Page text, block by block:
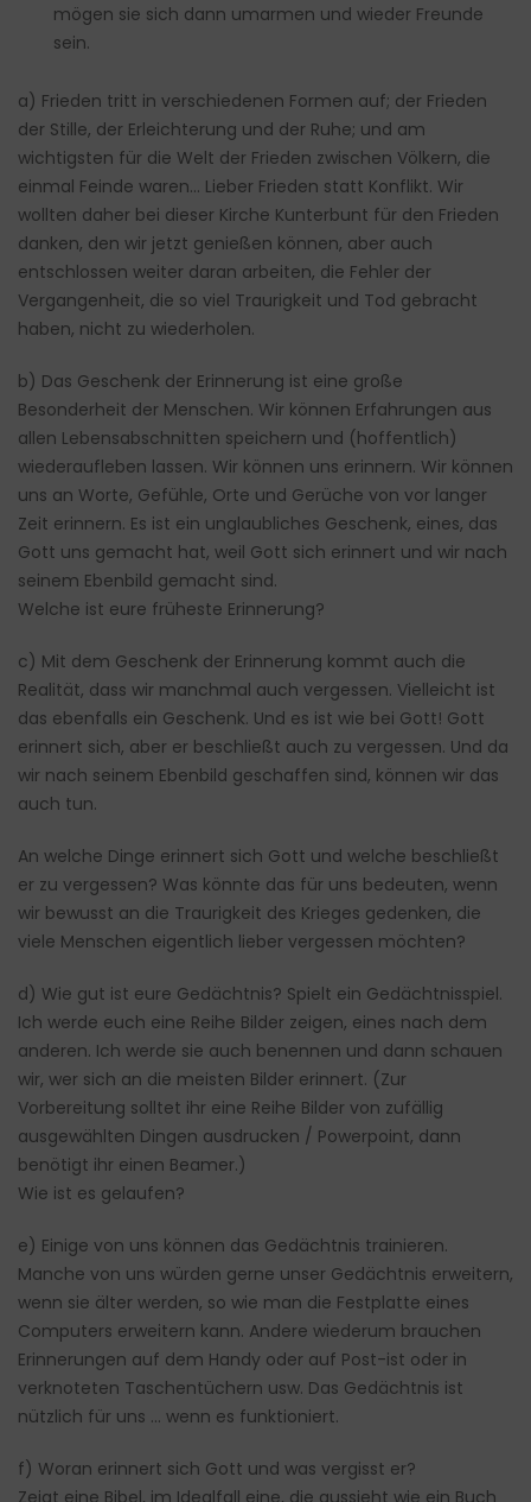
mögen sie sich dann umarmen und wieder Freunde
sein.
a) Frieden tritt in verschiedenen Formen auf; der Frieden
der Stille, der Erleichterung und der Ruhe; und am
wichtigsten für die Welt der Frieden zwischen Völkern, die
einmal Feinde waren… Lieber Frieden statt Konflikt. Wir
wollten daher bei dieser Kirche Kunterbunt für den Frieden
danken, den wir jetzt genießen können, aber auch
entschlossen weiter daran arbeiten, die Fehler der
Vergangenheit, die so viel Traurigkeit und Tod gebracht
haben, nicht zu wiederholen.
b) Das Geschenk der Erinnerung ist eine große
Besonderheit der Menschen. Wir können Erfahrungen aus
allen Lebensabschnitten speichern und (hoffentlich)
wiederaufleben lassen. Wir können uns erinnern. Wir können
uns an Worte, Gefühle, Orte und Gerüche von vor langer
Zeit erinnern. Es ist ein unglaubliches Geschenk, eines, das
Gott uns gemacht hat, weil Gott sich erinnert und wir nach
seinem Ebenbild gemacht sind.
Welche ist eure früheste Erinnerung?
c) Mit dem Geschenk der Erinnerung kommt auch die
Realität, dass wir manchmal auch vergessen. Vielleicht ist
das ebenfalls ein Geschenk. Und es ist wie bei Gott! Gott
erinnert sich, aber er beschließt auch zu vergessen. Und da
wir nach seinem Ebenbild geschaffen sind, können wir das
auch tun.
An welche Dinge erinnert sich Gott und welche beschließt
er zu vergessen? Was könnte das für uns bedeuten, wenn
wir bewusst an die Traurigkeit des Krieges gedenken, die
viele Menschen eigentlich lieber vergessen möchten?
d) Wie gut ist eure Gedächtnis? Spielt ein Gedächtnisspiel.
Ich werde euch eine Reihe Bilder zeigen, eines nach dem
anderen. Ich werde sie auch benennen und dann schauen
wir, wer sich an die meisten Bilder erinnert. (Zur
Vorbereitung solltet ihr eine Reihe Bilder von zufällig
ausgewählten Dingen ausdrucken / Powerpoint, dann
benötigt ihr einen Beamer.)
Wie ist es gelaufen?
e) Einige von uns können das Gedächtnis trainieren.
Manche von uns würden gerne unser Gedächtnis erweitern,
wenn sie älter werden, so wie man die Festplatte eines
Computers erweitern kann. Andere wiederum brauchen
Erinnerungen auf dem Handy oder auf Post-ist oder in
verknoteten Taschentüchern usw. Das Gedächtnis ist
nützlich für uns … wenn es funktioniert.
f) Woran erinnert sich Gott und was vergisst er?